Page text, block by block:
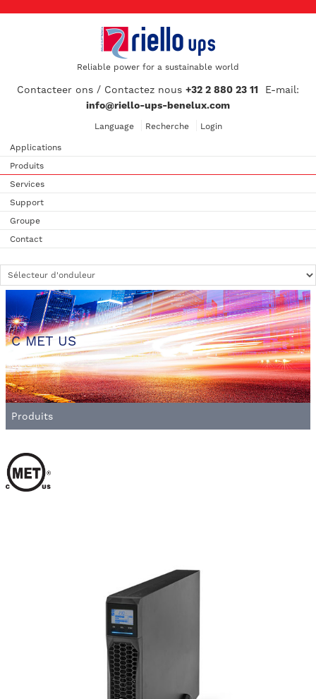
Reliable power for a sustainable world
Contacteer ons / Contactez nous +32 2 880 23 11 E-mail:
info@riello-ups-benelux.com
Language Recherche Login
Applications
Produits
Services
Support
Groupe
Contact
C MET US
Produits